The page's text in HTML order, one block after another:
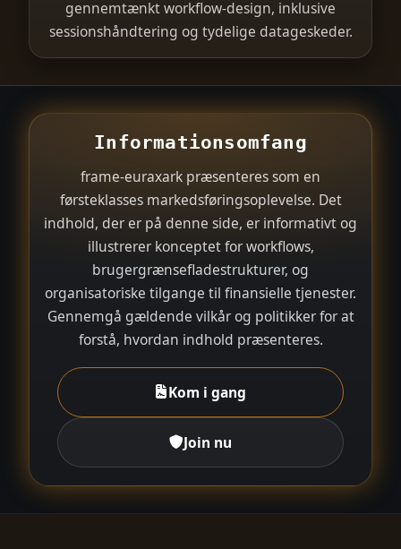
gennemtænkt workflow-design, inklusive
sessionshåndtering og tydelige datageskeder.
Informationsomfang
frame-euraxark præsenteres som en
førsteklasses markedsføringsoplevelse. Det
indhold, der er på denne side, er informativt og
illustrerer konceptet for workflows,
brugergrænsefladestrukturer, og
organisatoriske tilgange til finansielle tjenester.
Gennemgå gældende vilkår og politikker for at
forstå, hvordan indhold præsenteres.
Kom i gang
Join nu